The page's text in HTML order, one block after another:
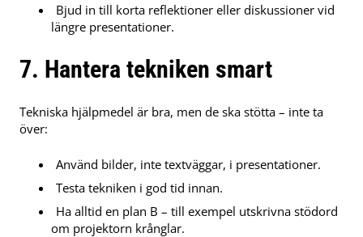
Bjud in till korta reflektioner eller diskussioner vid
längre presentationer.
7. Hantera tekniken smart
Tekniska hjälpmedel är bra, men de ska stötta – inte ta
över:
Använd bilder, inte textväggar, i presentationer.
Testa tekniken i god tid innan.
Ha alltid en plan B – till exempel utskrivna stödord
om projektorn krånglar.